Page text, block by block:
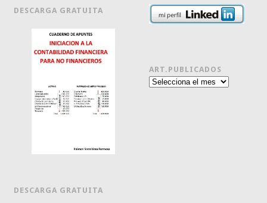
DESCARGA GRATUITA
DESCARGA GRATUITA
ART.PUBLICADOS
Art.publicados